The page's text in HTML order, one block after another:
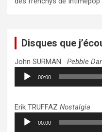
Disques que
John SURMAN Pebble
Lecteur
audio
00:00
Erik TRUFFAZ Nostalgia
Lecteur
audio
00:00